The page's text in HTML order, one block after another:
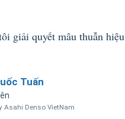
giải quyết mâu thuẫn hiệu
Tuấn
Asahi Denso VietNam